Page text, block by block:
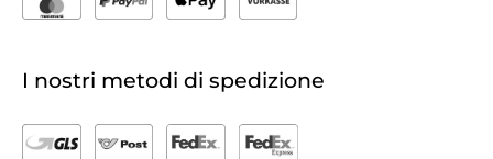
I nostri metodi di spedizione